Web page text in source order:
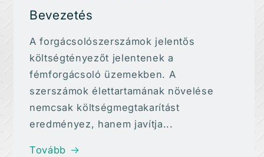
Bevezetés
A forgácsolószerszámok jelentős
költségtényezőt jelentenek a
fémforgácsoló üzemekben. A
szerszámok élettartamának növelése
nemcsak költségmegtakarítást
eredményez, hanem javítja...
Tovább